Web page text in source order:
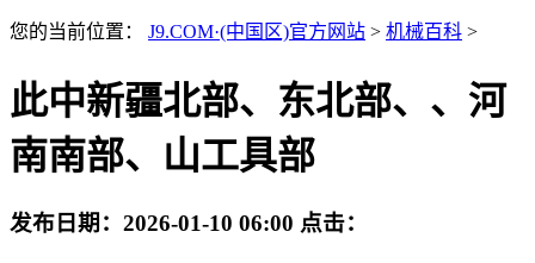
您的当前位置： J9.COM·(中国区)官方网站 > 机械百科 >
此中新疆北部、东北部、、河
南南部、山工具部
发布日期： 2026-01-10 06:00 点击：